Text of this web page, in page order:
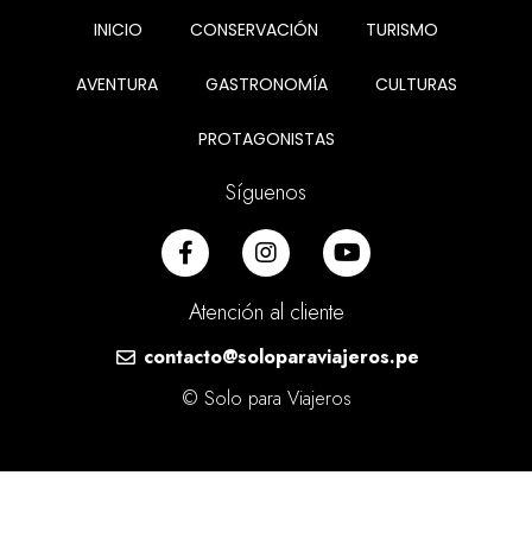
INICIO CONSERVACIÓN TURISMO
AVENTURA GASTRONOMÍA CULTURAS
PROTAGONISTAS
Síguenos
Atención al cliente
contacto@soloparaviajeros.pe
© Solo para Viajeros